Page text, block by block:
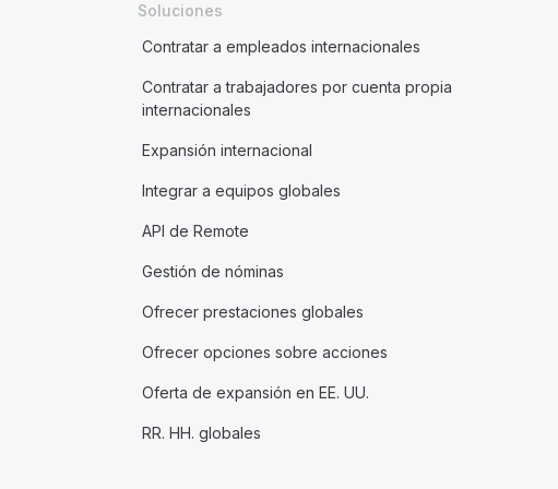
Soluciones
Contratar a empleados internacionales
Contratar a trabajadores por cuenta propia
internacionales
Expansión internacional
Integrar a equipos globales
API de Remote
Gestión de nóminas
Ofrecer prestaciones globales
Ofrecer opciones sobre acciones
Oferta de expansión en EE. UU.
RR. HH. globales